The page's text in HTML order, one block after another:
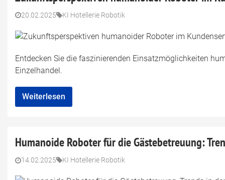
20.02.2025 KI Hotellerie Robotik
Entdecken Sie die faszinierenden Einsatzmöglichkeiten
Einzelhandel.
Weiterlesen
Humanoide Roboter für die Gästebetreuung:
14.02.2025 KI Hotellerie Robotik